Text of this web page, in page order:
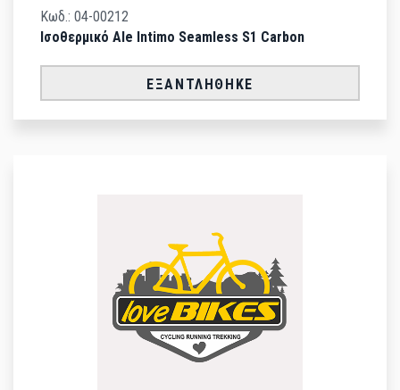
Κωδ.: 04-00212
Ισοθερμικό Ale Intimo Seamless S1 Carbon
ΕΞΑΝΤΛΉΘΗΚΕ